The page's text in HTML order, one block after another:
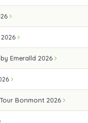
2026
Emeralld 2026
Bonmont 2026